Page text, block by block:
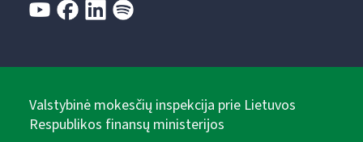
Valstybinė mokesčių inspekcija prie Lietuvos
Respublikos finansų ministerijos